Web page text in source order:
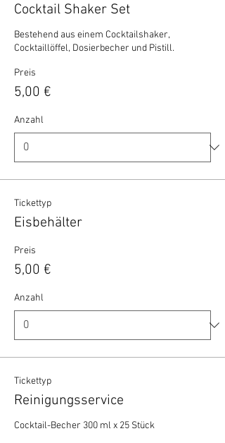
Cocktail Shaker Set
Bestehend aus einem Cocktailshaker,
Cocktaillöffel, Dosierbecher und Pistill.
Preis
5,00 €
Anzahl
Tickettyp
Eisbehälter
Preis
5,00 €
Anzahl
Tickettyp
Reinigungsservice
Cocktail-Becher 300 ml x 25 Stück